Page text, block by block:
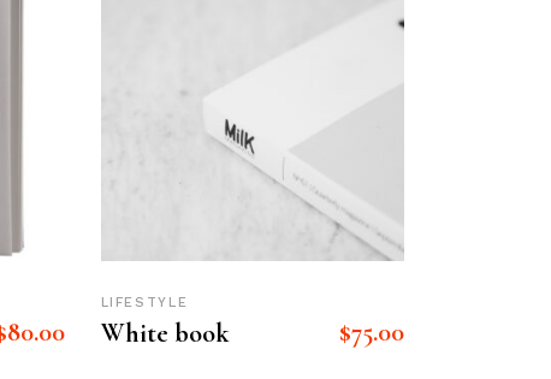
80.00
LIFESTYLE
White book $75.00